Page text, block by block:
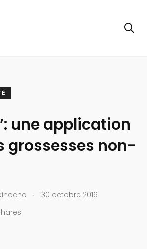
une application
grossesses non-
.
30 octobre 2016